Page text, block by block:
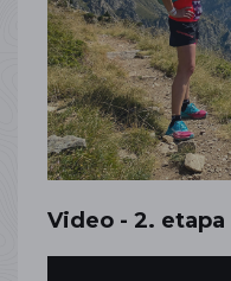
Video - 2. etapa